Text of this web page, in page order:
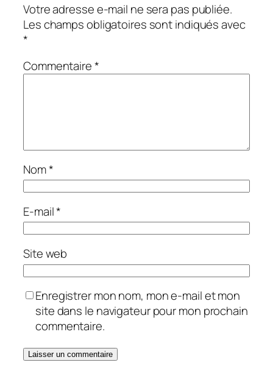
Votre adresse e-mail ne sera pas publiée.
Les champs obligatoires sont indiqués avec
*
Commentaire*
Nom*
E-mail*
Site web
Enregistrer mon nom, mon e-mail et mon
site dans le navigateur pour mon prochain
commentaire.